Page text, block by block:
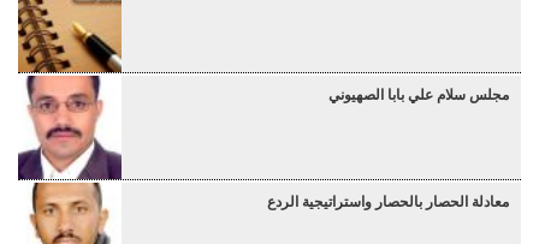
مجلس سلام علي بابا الصهيوني
معادلة الحصار بالحصار واستراتيجية الردع